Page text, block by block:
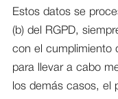
Estos datos se
(b) del RGPD,
con el cumplimiento
para llevar a cabo
los demás casos, el